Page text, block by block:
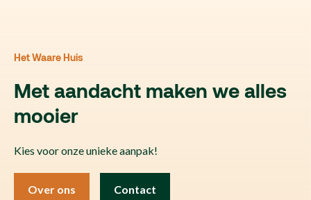
Het Waare Huis
Met aandacht maken we alles
mooier
Kies voor onze unieke aanpak!
Over ons Contact